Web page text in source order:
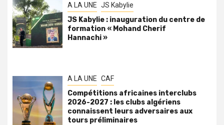
A LA UNE JS Kabylie
JS Kabylie : inauguration du centre de
formation « Mohand Cherif
Hannachi »
A LA UNE CAF
Compétitions africaines interclubs
2026-2027 : les clubs algériens
connaissent leurs adversaires aux
tours préliminaires